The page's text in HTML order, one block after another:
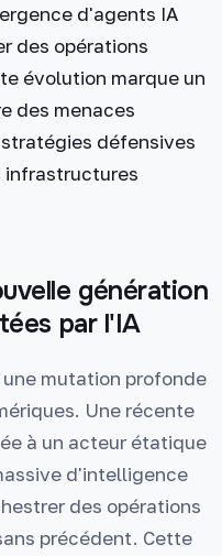
d'agents IA
des opérations
évolution marque un
des menaces
défensives
infrastructures
génération
par l'IA
mutation profonde
Une récente
à un acteur étatique
d'intelligence
des opérations
précédent. Cette